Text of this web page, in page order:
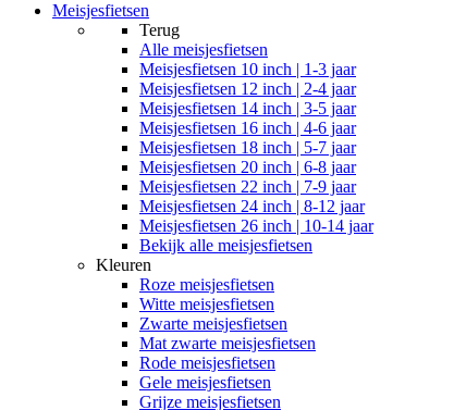
Meisjesfietsen
Terug
Alle meisjesfietsen
Meisjesfietsen 10 inch | 1-3 jaar
Meisjesfietsen 12 inch | 2-4 jaar
Meisjesfietsen 14 inch | 3-5 jaar
Meisjesfietsen 16 inch | 4-6 jaar
Meisjesfietsen 18 inch | 5-7 jaar
Meisjesfietsen 20 inch | 6-8 jaar
Meisjesfietsen 22 inch | 7-9 jaar
Meisjesfietsen 24 inch | 8-12 jaar
Meisjesfietsen 26 inch | 10-14 jaar
Bekijk alle meisjesfietsen
Kleuren
Roze meisjesfietsen
Witte meisjesfietsen
Zwarte meisjesfietsen
Mat zwarte meisjesfietsen
Rode meisjesfietsen
Gele meisjesfietsen
Grijze meisjesfietsen